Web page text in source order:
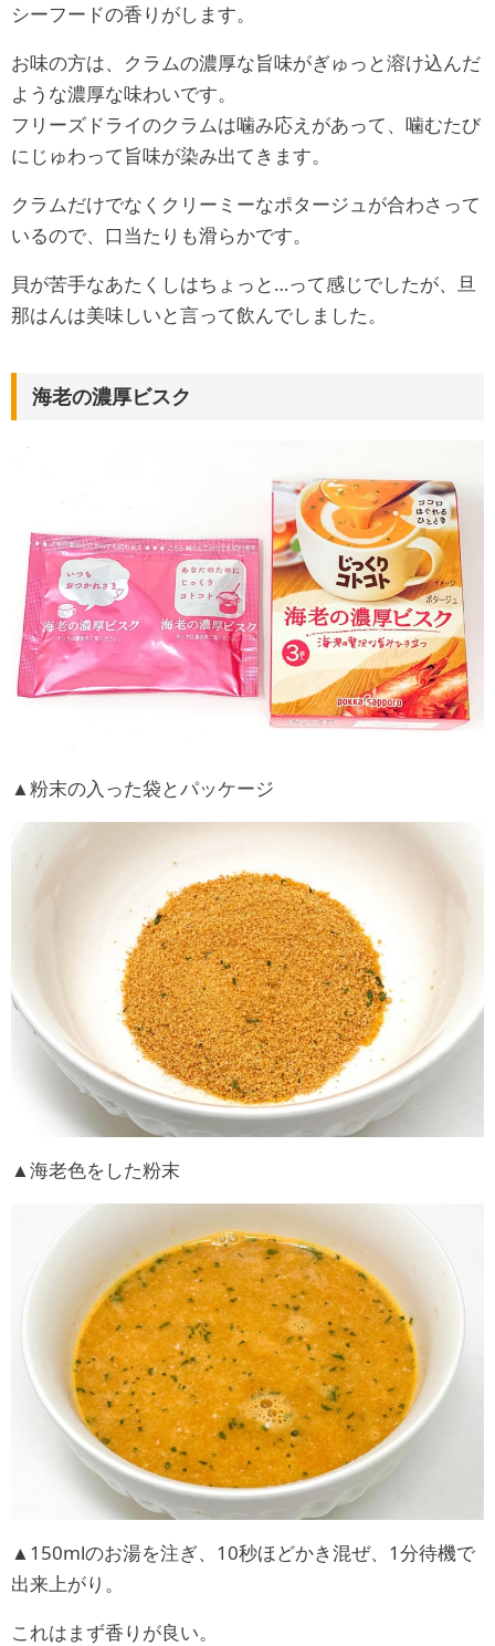
シーフードの香りがします。
お味の方は、クラムの濃厚な旨味がぎゅっと溶け込んだ
ような濃厚な味わいです。
フリーズドライのクラムは噛み応えがあって、噛むたび
にじゅわって旨味が染み出てきます。
クラムだけでなくクリーミーなポタージュが合わさって
いるので、口当たりも滑らかです。
貝が苦手なあたくしはちょっと…って感じでしたが、旦
那はんは美味しいと言って飲んでしました。
海老の濃厚ビスク
▲粉末の入った袋とパッケージ
▲海老色をした粉末
▲150mlのお湯を注ぎ、10秒ほどかき混ぜ、1分待機で
出来上がり。
これはまず香りが良い。